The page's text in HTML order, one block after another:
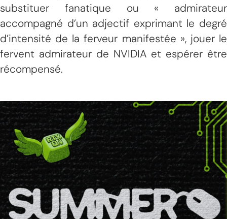
substituer fanatique ou « admirateur
accompagné d’un adjectif exprimant le degré
d’intensité de la ferveur manifestée », jouer le
fervent admirateur de NVIDIA et espérer être
récompensé.